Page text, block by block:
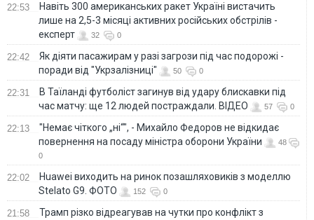
22:53
Навіть 300 американських ракет Україні вистачить
лише на 2,5-3 місяці активних російських обстрілів -
експерт
32 0
22:42
Як діяти пасажирам у разі загрози під час подорожі -
поради від "Укрзалізниці"
50 0
22:31
В Таїланді футболіст загинув від удару блискавки під
час матчу: ще 12 людей постраждали. ВІДЕО
57 0
22:13
"Немає чіткого „ні“", - Михайло Федоров не відкидає
повернення на посаду міністра оборони України
48
0
22:02
Huawei виходить на ринок позашляховиків з моделлю
Stelato G9. ФОТО
152 0
21:58
Трамп різко відреагував на чутки про конфлікт з